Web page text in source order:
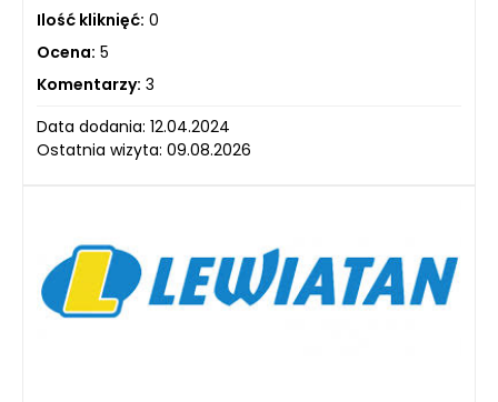
Ilość kliknięć: 0
Ocena: 5
Komentarzy: 3
Data dodania: 12.04.2024
Ostatnia wizyta: 09.08.2026